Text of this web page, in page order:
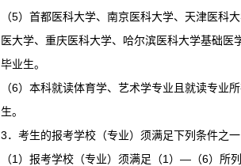
（5）首都医科大学、南京医科大学、天津医科
医大学、重庆医科大学、哈尔滨医科大学基础
毕业生。
（6）本科就读体育学、艺术学专业且就读专业
生。
3．考生的报考学校（专业）须满足下列条件之一
（1）报考学校（专业）须满足（1）—（6）所